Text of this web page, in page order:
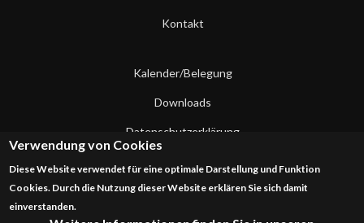
Kontakt
Kalender/Belegung
Downloads
Datenschutzerklärung
Kontakt
Verwendung von Cookies
Diese Website verwendet für eine optimale Darstellung und Funktion
Cookies. Durch die Nutzung dieser Website erklären Sie sich damit
einverstanden.